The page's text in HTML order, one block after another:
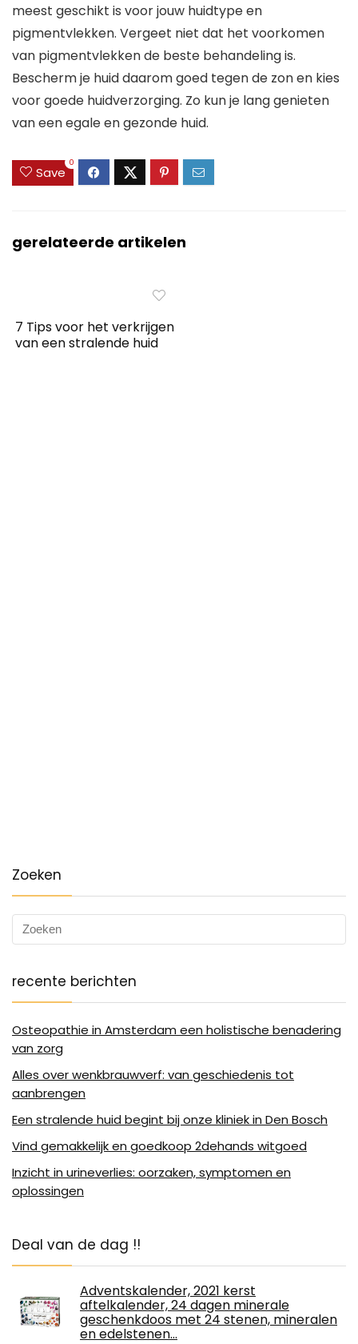
meest geschikt is voor jouw huidtype en
pigmentvlekken. Vergeet niet dat het voorkomen
van pigmentvlekken de beste behandeling is.
Bescherm je huid daarom goed tegen de zon en kies
voor goede huidverzorging. Zo kun je lang genieten
van een egale en gezonde huid.
Save
0
gerelateerde artikelen
7 Tips voor het verkrijgen
van een stralende huid
Zoeken
recente berichten
Osteopathie in Amsterdam een holistische benadering
van zorg
Alles over wenkbrauwverf: van geschiedenis tot
aanbrengen
Een stralende huid begint bij onze kliniek in Den Bosch
Vind gemakkelijk en goedkoop 2dehands witgoed
Inzicht in urineverlies: oorzaken, symptomen en
oplossingen
Deal van de dag !!
Adventskalender, 2021 kerst
aftelkalender, 24 dagen minerale
geschenkdoos met 24 stenen, mineralen
en edelstenen…